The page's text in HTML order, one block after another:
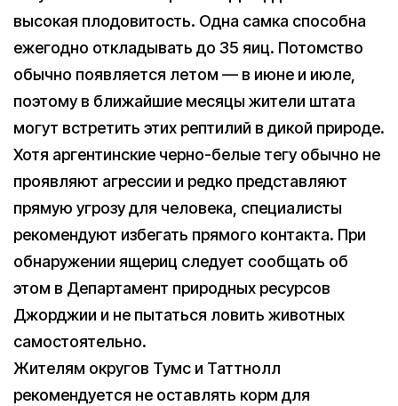
высокая плодовитость. Одна самка способна
ежегодно откладывать до 35 яиц. Потомство
обычно появляется летом — в июне и июле,
поэтому в ближайшие месяцы жители штата
могут встретить этих рептилий в дикой природе.
Хотя аргентинские черно-белые тегу обычно не
проявляют агрессии и редко представляют
прямую угрозу для человека, специалисты
рекомендуют избегать прямого контакта. При
обнаружении ящериц следует сообщать об
этом в Департамент природных ресурсов
Джорджии и не пытаться ловить животных
самостоятельно.
Жителям округов Тумс и Таттнолл
рекомендуется не оставлять корм для